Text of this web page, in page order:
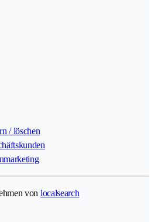
/ löschen
von localsearch